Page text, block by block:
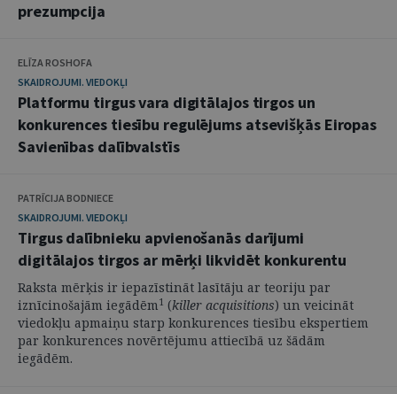
prezumpcija
ELĪZA ROSHOFA
SKAIDROJUMI. VIEDOKĻI
Platformu tirgus vara digitālajos tirgos un
konkurences tiesību regulējums atsevišķās Eiropas
Savienības dalībvalstīs
PATRĪCIJA BODNIECE
SKAIDROJUMI. VIEDOKĻI
Tirgus dalībnieku apvienošanās darījumi
digitālajos tirgos ar mērķi likvidēt konkurentu
Raksta mērķis ir iepazīstināt lasītāju ar teoriju par
iznīcinošajām iegādēm1 (killer acquisitions) un veicināt
viedokļu apmaiņu starp konkurences tiesību ekspertiem
par konkurences novērtējumu attiecībā uz šādām
iegādēm.